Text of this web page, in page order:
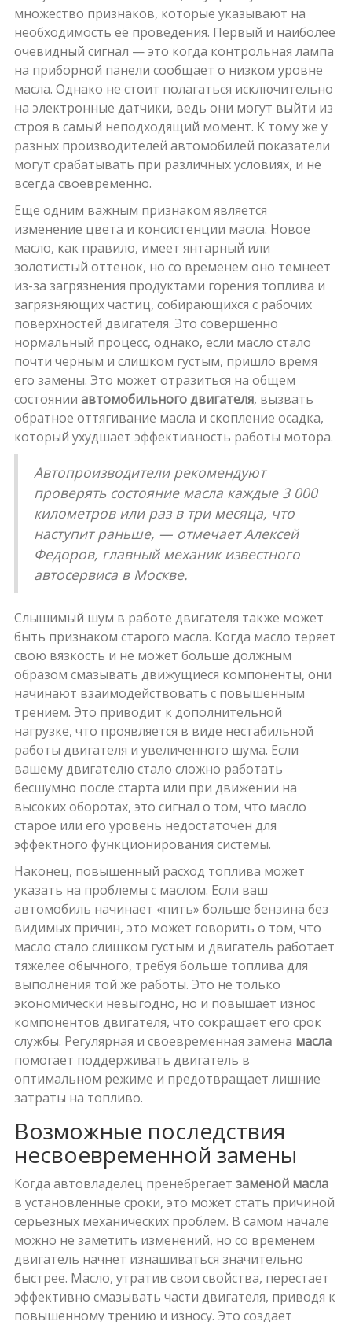
множество признаков, которые указывают на
необходимость её проведения. Первый и наиболее
очевидный сигнал — это когда контрольная лампа
на приборной панели сообщает о низком уровне
масла. Однако не стоит полагаться исключительно
на электронные датчики, ведь они могут выйти из
строя в самый неподходящий момент. К тому же у
разных производителей автомобилей показатели
могут срабатывать при различных условиях, и не
всегда своевременно.
Еще одним важным признаком является
изменение цвета и консистенции масла. Новое
масло, как правило, имеет янтарный или
золотистый оттенок, но со временем оно темнеет
из-за загрязнения продуктами горения топлива и
загрязняющих частиц, собирающихся с рабочих
поверхностей двигателя. Это совершенно
нормальный процесс, однако, если масло стало
почти черным и слишком густым, пришло время
его замены. Это может отразиться на общем
состоянии автомобильного двигателя, вызвать
обратное оттягивание масла и скопление осадка,
который ухудшает эффективность работы мотора.
Автопроизводители рекомендуют
проверять состояние масла каждые 3 000
километров или раз в три месяца, что
наступит раньше, — отмечает Алексей
Федоров, главный механик известного
автосервиса в Москве.
Слышимый шум в работе двигателя также может
быть признаком старого масла. Когда масло теряет
свою вязкость и не может больше должным
образом смазывать движущиеся компоненты, они
начинают взаимодействовать с повышенным
трением. Это приводит к дополнительной
нагрузке, что проявляется в виде нестабильной
работы двигателя и увеличенного шума. Если
вашему двигателю стало сложно работать
бесшумно после старта или при движении на
высоких оборотах, это сигнал о том, что масло
старое или его уровень недостаточен для
эффектного функционирования системы.
Наконец, повышенный расход топлива может
указать на проблемы с маслом. Если ваш
автомобиль начинает «пить» больше бензина без
видимых причин, это может говорить о том, что
масло стало слишком густым и двигатель работает
тяжелее обычного, требуя больше топлива для
выполнения той же работы. Это не только
экономически невыгодно, но и повышает износ
компонентов двигателя, что сокращает его срок
службы. Регулярная и своевременная замена масла
помогает поддерживать двигатель в
оптимальном режиме и предотвращает лишние
затраты на топливо.
Возможные последствия
несвоевременной замены
Когда автовладелец пренебрегает заменой масла
в установленные сроки, это может стать причиной
серьезных механических проблем. В самом начале
можно не заметить изменений, но со временем
двигатель начнет изнашиваться значительно
быстрее. Масло, утратив свои свойства, перестает
эффективно смазывать части двигателя, приводя к
повышенному трению и износу. Это создает